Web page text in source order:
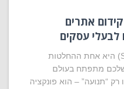
אתרים
עסקים
בחירת חברת קידום אתרים (SEO) היא אחת ההחלטות
מתפתח בעולם
רק “תנועה” – הוא פונקציה